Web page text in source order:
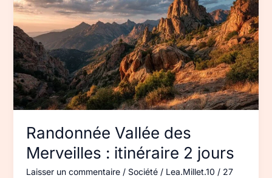
Randonnée Vallée des
Merveilles : itinéraire 2 jours
Laisser un commentaire / Société/ Lea.Millet.10 / 27
des
Merveilles :
itinéraire
2 jours